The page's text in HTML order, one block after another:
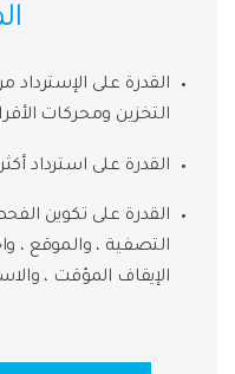
القدرة على الإسترداد
التخزين ومحركات
القدرة على استرداد أكثر من 1000
القدرة على تكوين
التصفية ، والموقع ،
الإيقاف المؤقت ،